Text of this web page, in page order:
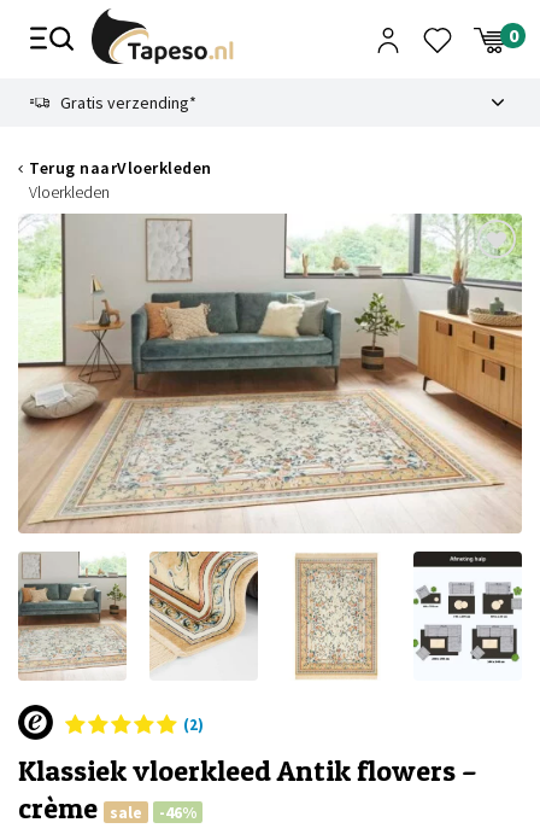
Gratis verzending*
Terug naarVloerkleden
Vloerkleden
(2)
Klassiek vloerkleed Antik flowers –
crème
sale -46%